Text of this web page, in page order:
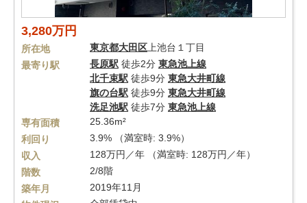
3,280万円
所在地 東京都大田区 上池台１丁目
最寄り駅
長原駅 徒歩2分 東急池上線
北千束駅 徒歩9分 東急大井町線
旗の台駅 徒歩9分 東急大井町線
洗足池駅 徒歩7分 東急池上線
専有面積
25.36m²
利回り
3.9% （満室時: 3.9%）
収入
128万円／年 （満室時: 128万円／年）
階数
2/8階
築年月
2019年11月